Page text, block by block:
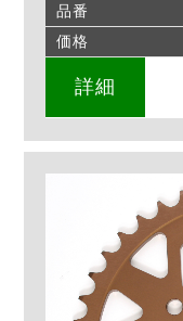
品番
価格
詳細